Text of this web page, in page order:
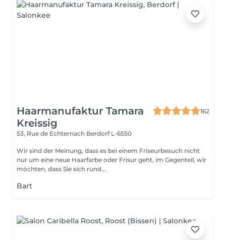
Haarmanufaktur Tamara
Kreissig
162
53, Rue de Echternach Berdorf L-6550
Wir sind der Meinung, dass es bei einem Friseurbesuch nicht
nur um eine neue Haarfarbe oder Frisur geht, im Gegenteil, wir
möchten, dass Sie sich rund...
Bart